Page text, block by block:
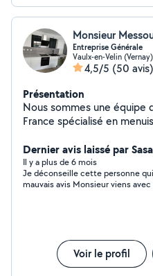
Monsieur
Entreprise Générale
Vaulx-en-Velin (Vernay)
4,5/5 (50 avis)
Présentation
Nous sommes une équipe
France spécialisé en menuiserie dans l'aménagement et
/ plombier / électricien /
votre demande un
vous aider a très petit prix
Dernier avis laissé par
Il y a plus de 6 mois
Je déconseille cette personne
mauvais avis Monsieur viens
déconseille cette personne Pas aimable en plus Il me dit 50e
peinture comprise mais il viens
me dit d’acheter de la peinture
Voir le profil